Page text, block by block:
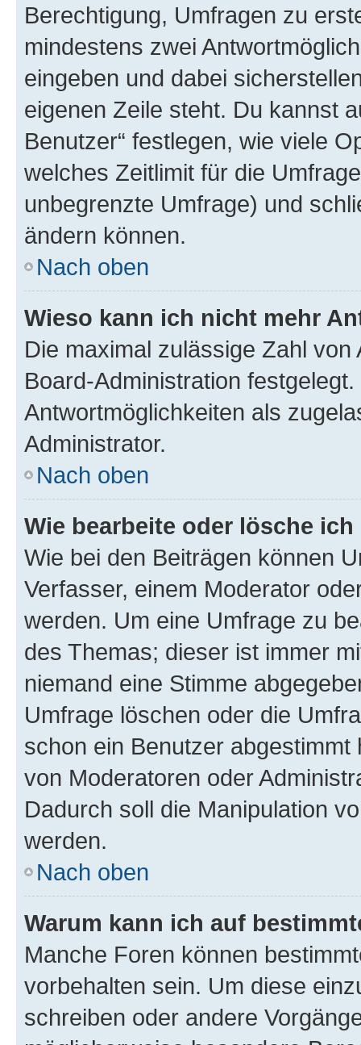
Berechtigung, Umfragen zu
mindestens zwei
eingeben und dabei
eigenen Zeile steht. Du kannst
Benutzer“ festlegen, wie viele
welches Zeitlimit für die
unbegrenzte Umfrage) und
ändern können.
Nach oben
Wieso kann ich nicht mehr
Die maximal zulässige Zahl
Board-Administration
Antwortmöglichkeiten als
Administrator.
Nach oben
Wie bearbeite oder lösche
Wie bei den Beiträgen können
Verfasser, einem Moderator
werden. Um eine Umfrage zu
des Themas; dieser ist immer
niemand eine Stimme
Umfrage löschen oder die
schon ein Benutzer
von Moderatoren oder
Dadurch soll die Manipulation
werden.
Nach oben
Warum kann ich auf
Manche Foren können
vorbehalten sein. Um diese
schreiben oder andere